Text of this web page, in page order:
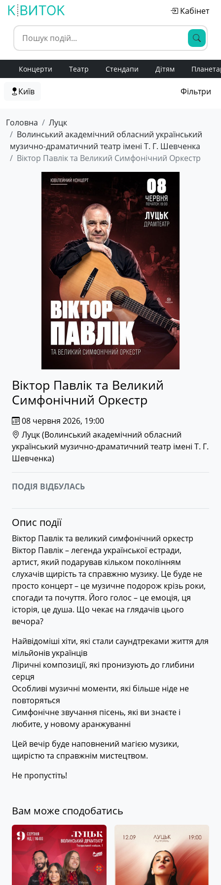
Кабінет
Концерти Театр Стендапи Дітям
Київ Фільтри
Головна
Луцк
Волинський академічний обласний український
музично-драматичний театр імені Т. Г. Шевченка
Віктор Павлік та Великий Симфонічний Оркестр
Віктор Павлік та Великий
Симфонічний Оркестр
08 червня 2026, 19:00
Луцк (Волинський академічний обласний
український музично-драматичний театр імені Т. Г.
Шевченка)
ПОДІЯ ВІДБУЛАСЬ
Опис події
Віктор Павлік та великий симфонічний оркестр
Віктор Павлік – легенда української естради,
артист, який подарував кільком поколінням
слухачів щирість та справжню музику. Це буде не
просто концерт – це музичне подорож крізь роки,
спогади та почуття. Його голос – це емоція, ця
історія, це душа. Що чекає на глядачів цього
вечора?
Найвідоміші хіти, які стали саундтреками життя для
мільйонів українців
Ліричні композиції, які пронизують до глибини
серця
Особливі музичні моменти, які більше ніде не
повторяться
Симфонічне звучання пісень, які ви знаєте і
любите, у новому аранжуванні
Цей вечір буде наповнений магією музики,
щирістю та справжнім мистецтвом.
Не пропустіть!
Вам може сподобатись